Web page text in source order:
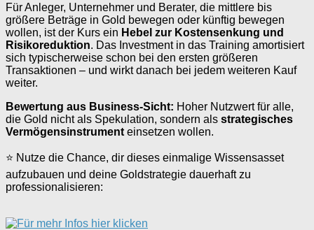
Für Anleger, Unternehmer und Berater, die mittlere bis
größere Beträge in Gold bewegen oder künftig bewegen
wollen, ist der Kurs ein Hebel zur Kostensenkung und
Risikoreduktion. Das Investment in das Training amortisiert
sich typischerweise schon bei den ersten größeren
Transaktionen – und wirkt danach bei jedem weiteren Kauf
weiter.
Bewertung aus Business-Sicht: Hoher Nutzwert für alle,
die Gold nicht als Spekulation, sondern als strategisches
Vermögensinstrument einsetzen wollen.
⭐ Nutze die Chance, dir dieses einmalige Wissensasset
aufzubauen und deine Goldstrategie dauerhaft zu
professionalisieren: